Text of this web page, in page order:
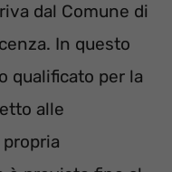
dal Comune di
In questo
qualificato per la
alle